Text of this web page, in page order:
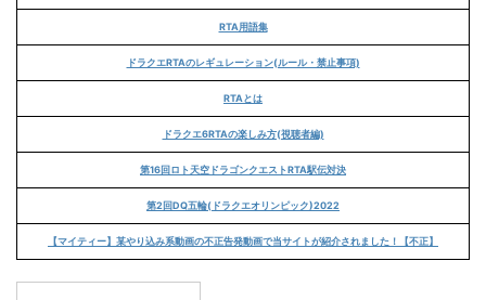
RTA用語集
ドラクエRTAのレギュレーション(ルール・禁止事項)
RTAとは
ドラクエ6RTAの楽しみ方(視聴者編)
第16回ロト天空ドラゴンクエストRTA駅伝対決
第2回DQ五輪(ドラクエオリンピック)2022
【マイティー】某やり込み系動画の不正告発動画で当サイトが紹介されました！【不正】